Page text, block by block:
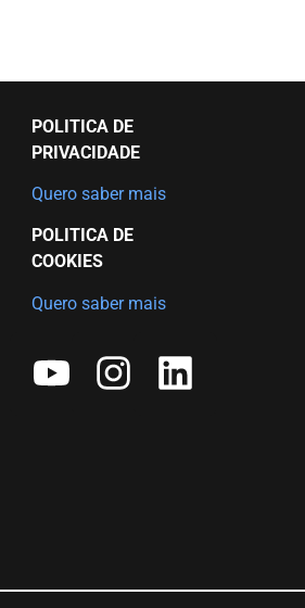
POLITICA DE
PRIVACIDADE
Quero saber mais
POLITICA DE
COOKIES
Quero saber mais